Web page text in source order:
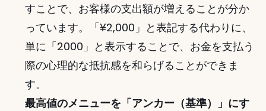
すことで、お客様の支出額が増えることが分か
っています。「¥2,000」と表記する代わりに、
単に「2000」と表示することで、お金を支払う
際の心理的な抵抗感を和らげることができま
す。
最高値のメニューを「アンカー（基準）」にす